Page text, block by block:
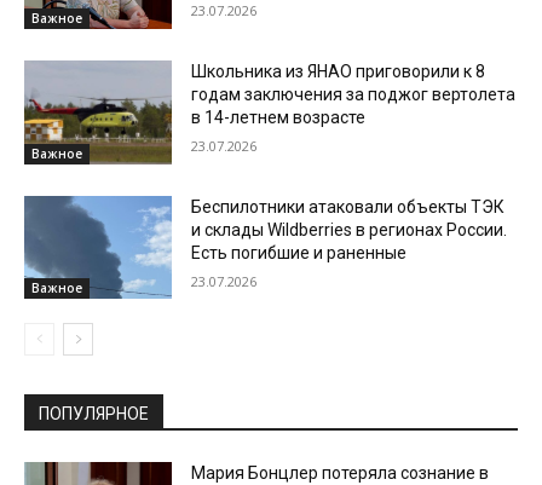
Важное 23.07.2026
Важное
Школьника из ЯНАО приговорили к 8
годам заключения за поджог вертолета
в 14-летнем возрасте
23.07.2026
Важное
Беспилотники атаковали объекты ТЭК
и склады Wildberries в регионах России.
Есть погибшие и раненные
23.07.2026
ПОПУЛЯРНОЕ
Мария Бонцлер потеряла сознание в